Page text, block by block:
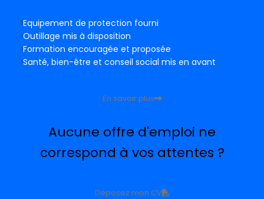
Equipement de protection fourni
Outillage mis à disposition
Formation encouragée et proposée
Santé, bien-être et conseil social mis en avant
En savoir plus
Aucune offre d'emploi ne
correspond à vos attentes ?
Déposez mon CV